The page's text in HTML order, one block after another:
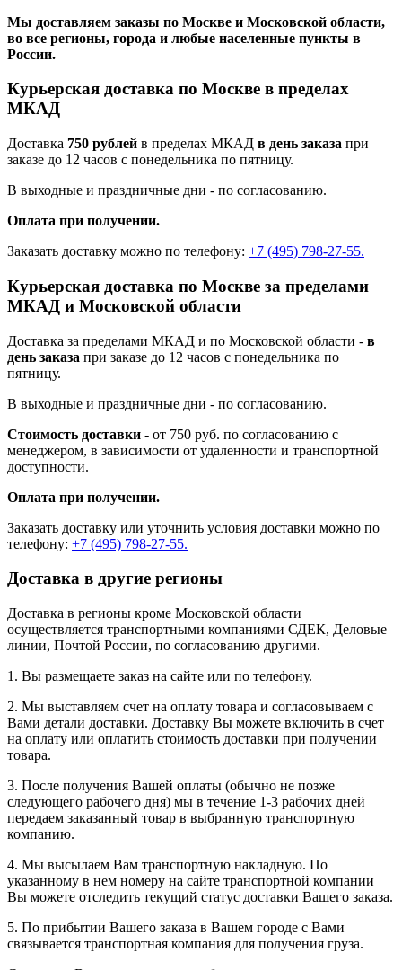
Мы доставляем заказы по Москве и Московской области,
во все регионы, города и любые населенные пункты в
России.
Курьерская доставка по Москве в пределах
МКАД
Доставка 750 рублей в пределах МКАД в день заказа при
заказе до 12 часов с понедельника по пятницу.
В выходные и праздничные дни - по согласованию.
Оплата при получении.
Заказать доставку можно по телефону: +7 (495) 798-27-55.
Курьерская доставка по Москве за пределами
МКАД и Московской области
Доставка за пределами МКАД и по Московской области - в
день заказа при заказе до 12 часов с понедельника по
пятницу.
В выходные и праздничные дни - по согласованию.
Стоимость доставки - от 750 руб. по согласованию с
менеджером, в зависимости от удаленности и транспортной
доступности.
Оплата при получении.
Заказать доставку или уточнить условия доставки можно по
телефону: +7 (495) 798-27-55.
Доставка в другие регионы
Доставка в регионы кроме Московской области
осуществляется транспортными компаниями СДЕК, Деловые
линии, Почтой России, по согласованию другими.
1. Вы размещаете заказ на сайте или по телефону.
2. Мы выставляем счет на оплату товара и согласовываем с
Вами детали доставки. Доставку Вы можете включить в счет
на оплату или оплатить стоимость доставки при получении
товара.
3. После получения Вашей оплаты (обычно не позже
следующего рабочего дня) мы в течение 1-3 рабочих дней
передаем заказанный товар в выбранную транспортную
компанию.
4. Мы высылаем Вам транспортную накладную. По
указанному в нем номеру на сайте транспортной компании
Вы можете отследить текущий статус доставки Вашего заказа.
5. По прибытии Вашего заказа в Вашем городе с Вами
связывается транспортная компания для получения груза.